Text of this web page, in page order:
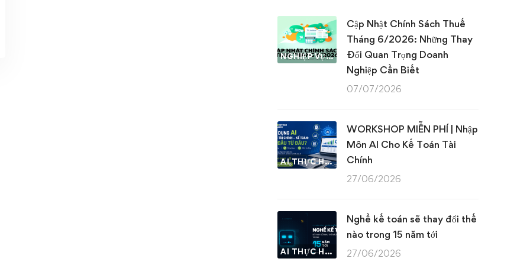
NGHIỆP VỤ KẾ TOÁN & THUẾ
Cập Nhật Chính Sách Thuế
Tháng 6/2026: Những Thay
Đổi Quan Trọng Doanh
Nghiệp Cần Biết
07/07/2026
AI THỰC HÀNH
WORKSHOP MIỄN PHÍ | Nhập
Môn AI Cho Kế Toán Tài
Chính
27/06/2026
AI THỰC HÀNH
Nghề kế toán sẽ thay đổi thế
nào trong 15 năm tới
27/06/2026